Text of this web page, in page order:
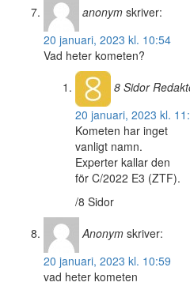
anonym skriver:
20 januari, 2023 kl. 10:54
Vad heter kometen?
8 Sidor
20 januari, 2023 kl.
Kometen har inget
vanligt namn.
Experter kallar den
för C/2022 E3 (ZTF).
/8 Sidor
Anonym skriver:
20 januari, 2023 kl. 10:59
vad heter kometen